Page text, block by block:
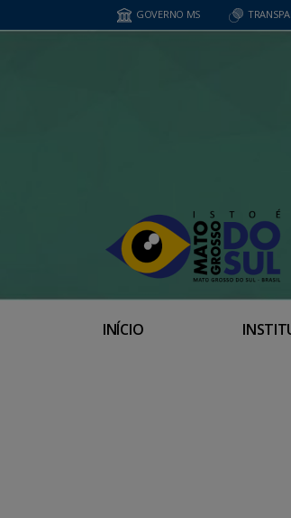
GOVERNO MS
INÍCIO